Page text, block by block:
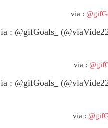
via :
via :
via :